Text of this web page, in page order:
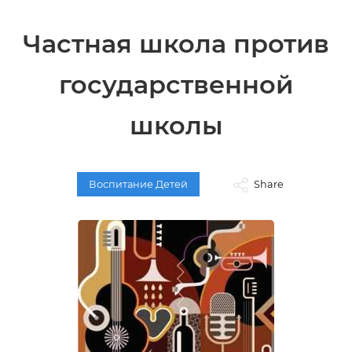
Частная школа против
государственной
школы
Воспитание Детей Share